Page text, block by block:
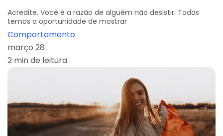
Acredite. Você é a razão de alguém não desistir. Todas
temos a oportunidade de mostrar
Comportamento
março 28
2 min de leitura